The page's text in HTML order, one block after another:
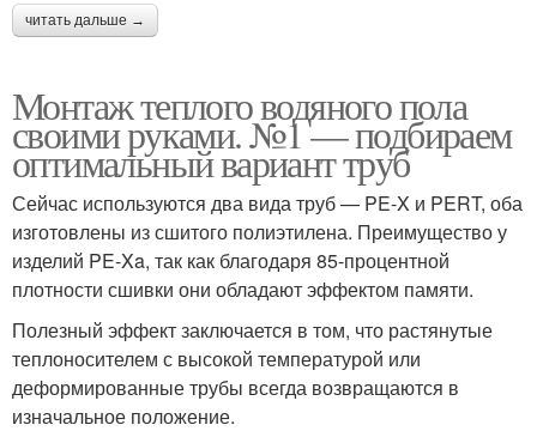
читать дальше →
Монтаж теплого водяного пола
своими руками. №1 — подбираем
оптимальный вариант труб
Сейчас используются два вида труб — PE-X и PERT, оба
изготовлены из сшитого полиэтилена. Преимущество у
изделий PE-Xa, так как благодаря 85-процентной
плотности сшивки они обладают эффектом памяти.
Полезный эффект заключается в том, что растянутые
теплоносителем с высокой температурой или
деформированные трубы всегда возвращаются в
изначальное положение.